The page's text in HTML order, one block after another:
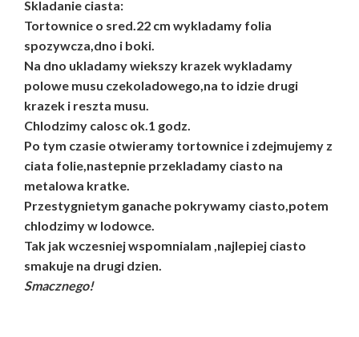
Skladanie ciasta:
Tortownice o sred.22 cm wykladamy folia
spozywcza,dno i boki.
Na dno ukladamy wiekszy krazek wykladamy
polowe musu czekoladowego,na to idzie drugi
krazek i reszta musu.
Chlodzimy calosc ok.1 godz.
Po tym czasie otwieramy tortownice i zdejmujemy z
ciata folie,nastepnie przekladamy ciasto na
metalowa kratke.
Przestygnietym ganache pokrywamy ciasto,potem
chlodzimy w lodowce.
Tak jak wczesniej wspomnialam ,najlepiej ciasto
smakuje na drugi dzien.
Smacznego!